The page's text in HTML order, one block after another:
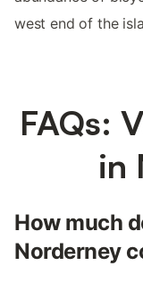
west end of the
FAQs:
in
How much
Norderney